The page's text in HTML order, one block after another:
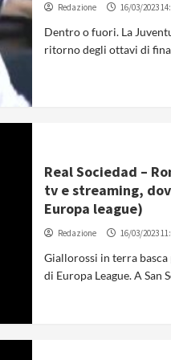
Redazione 16/03/2023
Dentro o fuori. La
ritorno degli ottavi di
Real Sociedad –
tv e streaming,
Europa league)
Redazione 16/03/2023
Giallorossi in terra
di Europa League. A San